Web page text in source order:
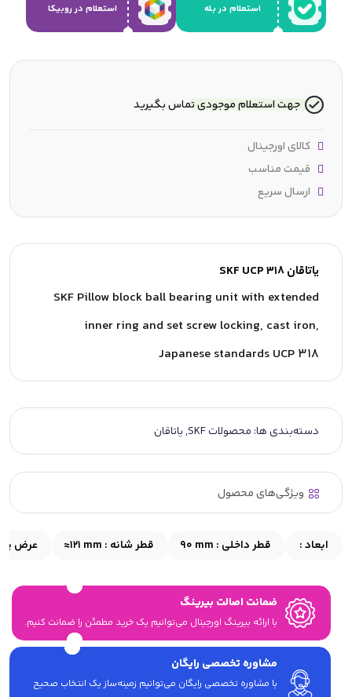
استعلام در بله استعلام در روبیکا
یاتاقان SKF UCP 318
SKF Pillow block ball bearing unit with extended
inner ring and set screw locking, cast iron,
Japanese standards UCP 318
دسته‌بندی ها: محصولات SKF ,یاتاقان
ویژگی‌های محصول
ابعاد : قطر داخلی : 90 mm قطر شانه : ≈121 mm عرض
ضمانت اصالت بیرینگ
با ارائه بیرینگ اورجینال می‎‌توانیم یک خرید مطمئن را ضمانت کنیم.
مشاوره تخصصی رایگان
با مشاوره تخصصی رایگان می‌توانیم زمینه‌ساز یک انتخاب صحیح
جهت استعلام موجودی تماس بگیرید
کالای اورجینال
قیمت مناسب
ارسال سریع